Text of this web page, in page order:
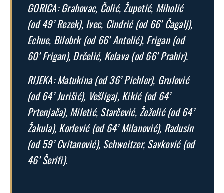
GORICA: Grahovac, Čolić, Župetić, Miholić
(od 49’ Rezek), Ivec, Cindrić (od 66’ Čagalj),
Echue, Bilobrk (od 66’ Antolić), Frigan (od
60’ Frigan), Drčelić, Kelava (od 66’ Prahir).
RIJEKA: Matukina (od 36’ Pichler), Grulović
(od 64’ Jurišić), Vešligaj, Kikić (od 64’
Prtenjača), Miletić, Starčević, Žeželić (od 64’
Žakula), Korlević (od 64’ Milanović), Radusin
(od 59’ Cvitanović), Schweitzer, Savković (od
46’ Šerifi).